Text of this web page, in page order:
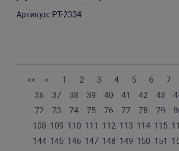
Артикул: PT-2334
<< < 1 2 3 4 5 6 7
36
37 38 39 40 41 42 43
72
73 74 75 76 77 78 79
108 109 110 111 112 113 114 115
144 145 146 147 148 149 150 151